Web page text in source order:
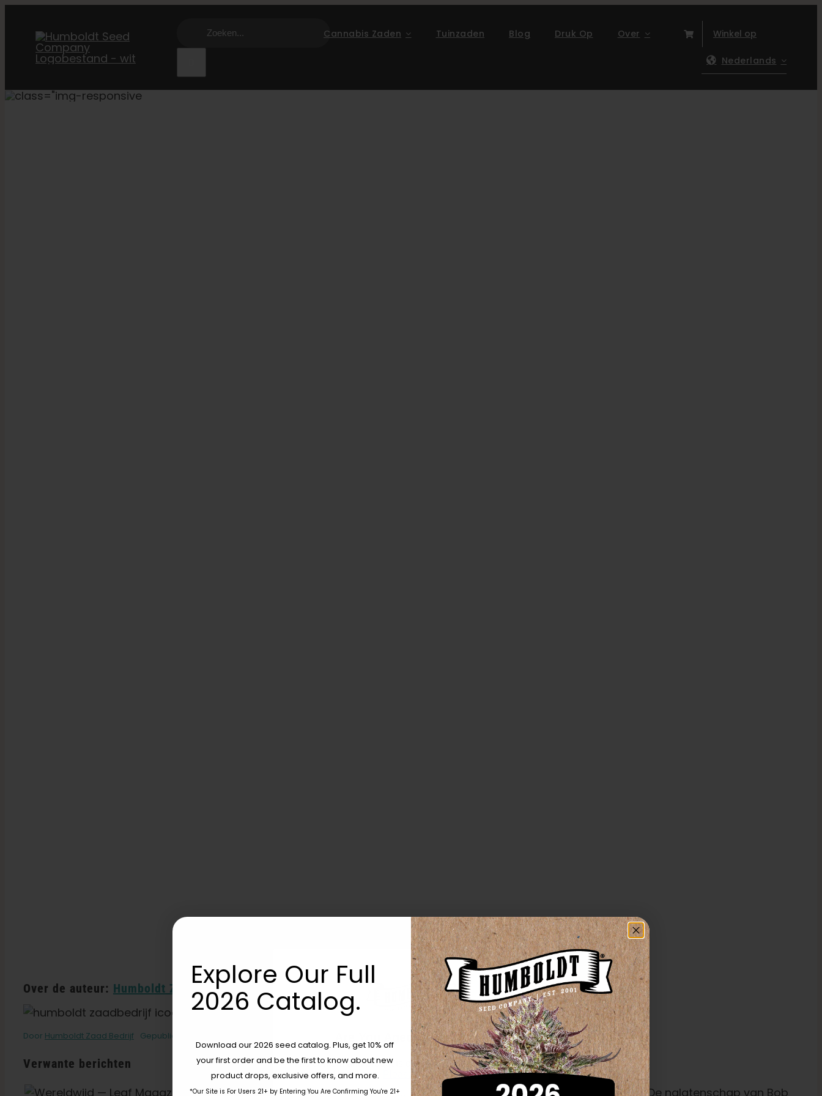
inhoud
Zoeken: Cannabis Zaden Tuinzaden Blog Druk Op Over Winkel op
Nederlands
Over de auteur: Humboldt Zaadbedrijf
Door Humboldt Zaad Bedrijf Gepubliceerd op: 29 januari 2022 Comments Offon
Bigfoot
Glue
essentieel
Verwante berichten
Are You Aged 18 Or Over?
The content and products of our website is reserved for
those of legal age.
Please see Terms & Conditions.
Explore Our Full
2026 Catalog.
Download our 2026 seed catalog. Plus, get 10% off
your first order and be the first to know about new
product drops, exclusive offers, and more.
*Our Site is For Users 21+ by Entering You Are Confirming You're 21+